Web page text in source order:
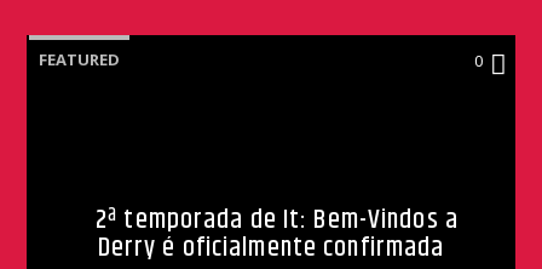
FEATURED 0
2ª temporada de It: Bem-Vindos a
Derry é oficialmente confirmada